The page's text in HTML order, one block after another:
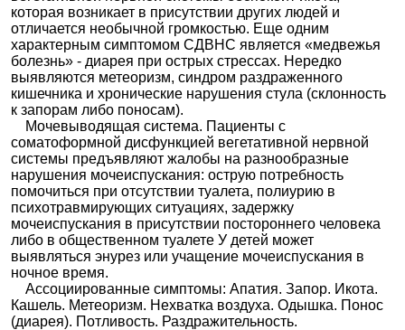
которая возникает в присутствии других людей и
отличается необычной громкостью. Еще одним
характерным симптомом СДВНС является «медвежья
болезнь» - диарея при острых стрессах. Нередко
выявляются метеоризм, синдром раздраженного
кишечника и хронические нарушения стула (склонность
к запорам либо поносам).
Мочевыводящая система. Пациенты с
соматоформной дисфункцией вегетативной нервной
системы предъявляют жалобы на разнообразные
нарушения мочеиспускания: острую потребность
помочиться при отсутствии туалета, полиурию в
психотравмирующих ситуациях, задержку
мочеиспускания в присутствии постороннего человека
либо в общественном туалете У детей может
выявляться энурез или учащение мочеиспускания в
ночное время.
Ассоциированные симптомы: Апатия. Запор. Икота.
Кашель. Метеоризм. Нехватка воздуха. Одышка. Понос
(диарея). Потливость. Раздражительность.